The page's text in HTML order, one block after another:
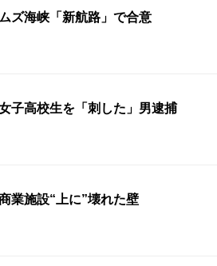
ズ海峡「新航路」で合意
子高校生を「刺した」男逮捕
業施設“上に”壊れた壁